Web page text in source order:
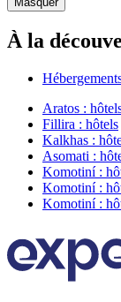
À la
Aratos :
Fillira : hôtels
Kalkhas :
Asomati :
Komotiní :
Komotiní :
Komotiní :